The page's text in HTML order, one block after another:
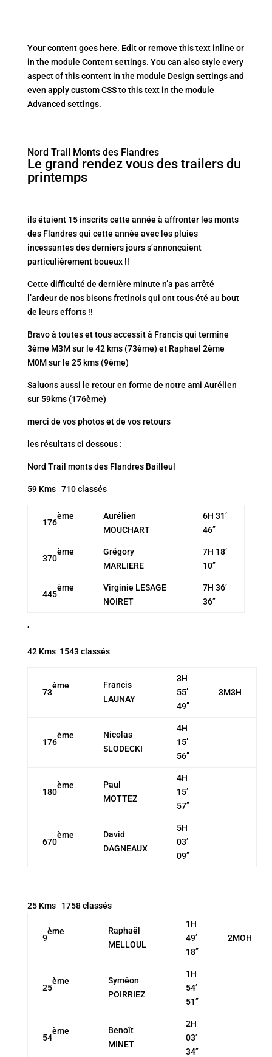
Your content goes here. Edit or remove this text inline or
in the module Content settings. You can also style every
aspect of this content in the module Design settings and
even apply custom CSS to this text in the module
Advanced settings.
Nord Trail Monts des Flandres
Le grand rendez vous des trailers du
printemps
ils étaient 15 inscrits cette année à affronter les monts
des Flandres qui cette année avec les pluies
incessantes des derniers jours s’annonçaient
particulièrement boueux !!
Cette difficulté de dernière minute n’a pas arrêté
l’ardeur de nos bisons fretinois qui ont tous été au bout
de leurs efforts !!
Bravo à toutes et tous accessit à Francis qui termine
3ème M3M sur le 42 kms (73ème) et Raphael 2ème
M0M sur le 25 kms (9ème)
Saluons aussi le retour en forme de notre ami Aurélien
sur 59kms (176ème)
merci de vos photos et de vos retours
les résultats ci dessous :
Nord Trail monts des Flandres Bailleul
59 Kms 710 classés
176
ème
Aurélien
MOUCHART
6H 31’
46’’
370
ème
Grégory
MARLIERE
7H 18’
10’’
445
ème
Virginie LESAGE
NOIRET
7H 36’
36’’
‘
42 Kms 1543 classés
73
ème
Francis
LAUNAY
3H
55’
49’’
3M3H
176
ème
Nicolas
SLODECKI
4H
15’
56’’
180
ème
Paul
MOTTEZ
4H
15’
57’’
670
ème
David
DAGNEAUX
5H
03’
09’’
25 Kms 1758 classés
9
ème
Raphaël
MELLOUL
1H
49’
18’’
2MOH
25
ème
Syméon
POIRRIEZ
1H
54’
51’’
54
ème
Benoît
MINET
2H
03’
34’’